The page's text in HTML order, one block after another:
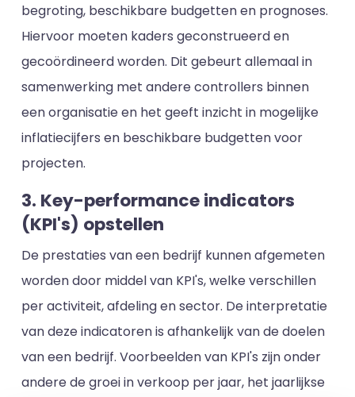
begroting, beschikbare budgetten en prognoses.
Hiervoor moeten kaders geconstrueerd en
gecoördineerd worden. Dit gebeurt allemaal in
samenwerking met andere controllers binnen
een organisatie en het geeft inzicht in mogelijke
inflatiecijfers en beschikbare budgetten voor
projecten.
3. Key-performance indicators
(KPI's) opstellen
De prestaties van een bedrijf kunnen afgemeten
worden door middel van KPI's, welke verschillen
per activiteit, afdeling en sector. De interpretatie
van deze indicatoren is afhankelijk van de doelen
van een bedrijf. Voorbeelden van KPI's zijn onder
andere de groei in verkoop per jaar, het jaarlijkse